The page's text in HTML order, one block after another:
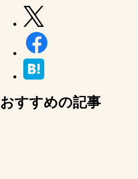
おすすめの記事